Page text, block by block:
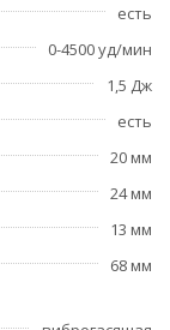
есть
0-4500 уд/мин
1,5 Дж
есть
20 мм
24 мм
13 мм
68 мм